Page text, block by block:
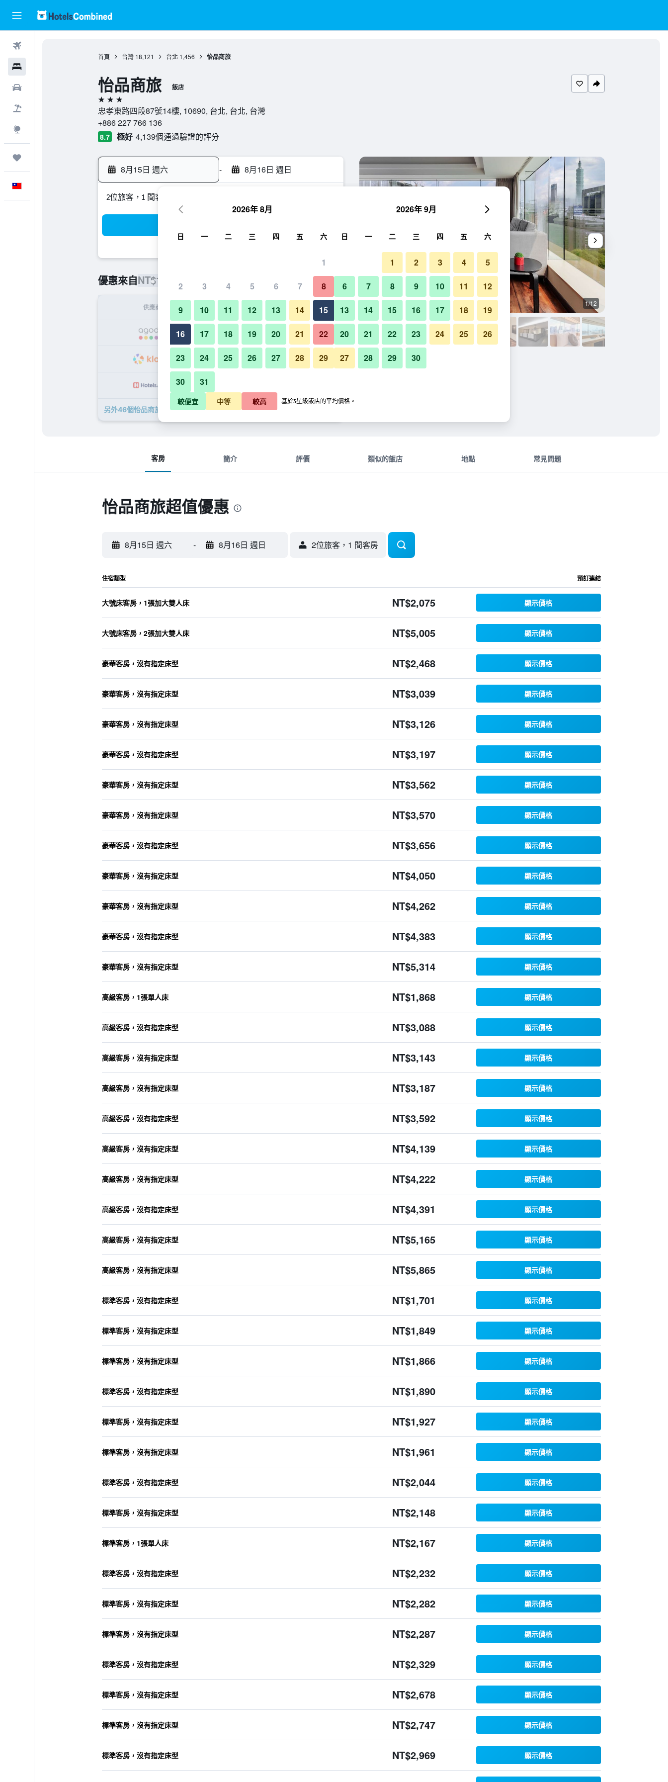
首頁 台灣 18,121 台北 1,456 怡品商旅
怡品商旅 飯店
3星級
忠孝東路四段87號14樓, 10690, 台北, 台北, 台灣
+886 227 766 136
8.7 極好 4,139個通過驗證的評分
8月15日 週六 - 8月16日 週日
2位旅客，1 間客房
優惠來自NT$1,701
供應商 每晚總額
NT$1,701 查看優惠
NT$1,849 查看優惠
另外46個怡品商旅​的優惠
客廳 1/12
怡品商旅的照片
客房 簡介 評價 類似的飯店 地點 常見問題
怡品商旅超值優惠
8月15日 週六 - 8月16日 週日 2位旅客，1 間客房
住宿類型 預訂連結
大號床客房，1張加大雙人床 NT$2,075 顯示價格
大號床客房，2張加大雙人床 NT$5,005 顯示價格
豪華客房，沒有指定床型 NT$2,468 顯示價格
豪華客房，沒有指定床型 NT$3,039 顯示價格
豪華客房，沒有指定床型 NT$3,126 顯示價格
豪華客房，沒有指定床型 NT$3,197 顯示價格
豪華客房，沒有指定床型 NT$3,562 顯示價格
豪華客房，沒有指定床型 NT$3,570 顯示價格
豪華客房，沒有指定床型 NT$3,656 顯示價格
豪華客房，沒有指定床型 NT$4,050 顯示價格
豪華客房，沒有指定床型 NT$4,262 顯示價格
豪華客房，沒有指定床型 NT$4,383 顯示價格
豪華客房，沒有指定床型 NT$5,314 顯示價格
高級客房，1張單人床 NT$1,868 顯示價格
高級客房，沒有指定床型 NT$3,088 顯示價格
高級客房，沒有指定床型 NT$3,143 顯示價格
高級客房，沒有指定床型 NT$3,187 顯示價格
高級客房，沒有指定床型 NT$3,592 顯示價格
高級客房，沒有指定床型 NT$4,139 顯示價格
高級客房，沒有指定床型 NT$4,222 顯示價格
高級客房，沒有指定床型 NT$4,391 顯示價格
高級客房，沒有指定床型 NT$5,165 顯示價格
高級客房，沒有指定床型 NT$5,865 顯示價格
標準客房，沒有指定床型 NT$1,701 顯示價格
標準客房，沒有指定床型 NT$1,849 顯示價格
標準客房，沒有指定床型 NT$1,866 顯示價格
標準客房，沒有指定床型 NT$1,890 顯示價格
標準客房，沒有指定床型 NT$1,927 顯示價格
標準客房，沒有指定床型 NT$1,961 顯示價格
標準客房，沒有指定床型 NT$2,044 顯示價格
標準客房，沒有指定床型 NT$2,148 顯示價格
標準客房，1張單人床 NT$2,167 顯示價格
標準客房，沒有指定床型 NT$2,232 顯示價格
標準客房，沒有指定床型 NT$2,282 顯示價格
標準客房，沒有指定床型 NT$2,287 顯示價格
標準客房，沒有指定床型 NT$2,329 顯示價格
標準客房，沒有指定床型 NT$2,678 顯示價格
標準客房，沒有指定床型 NT$2,747 顯示價格
標準客房，沒有指定床型 NT$2,969 顯示價格
2026年 8月
日 一 二 三 四 五 六
1
2 3 4 5 6 7 8
9 10 11 12 13 14 15
16 17 18 19 20 21 22
23 24 25 26 27 28 29
30 31
2026年 9月
日 一 二 三 四 五 六
1 2 3 4 5
6 7 8 9 10 11 12
13 14 15 16 17 18 19
20 21 22 23 24 25 26
27 28 29 30
較便宜 中等 較高 基於3星級飯店的平均價格。